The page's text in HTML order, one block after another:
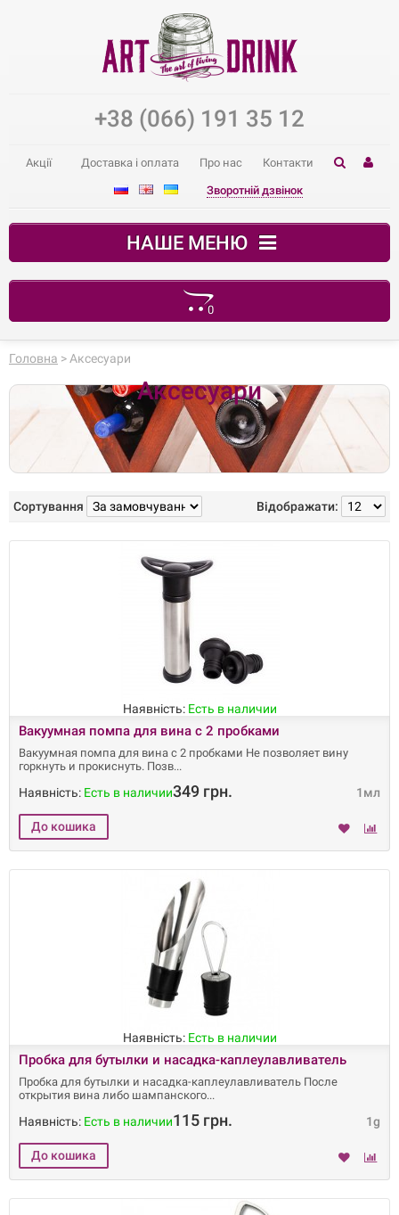
+38 (066) 191 35 12
Акції Доставка і оплата Про нас Контакти
Зворотній дзвінок
НАШЕ МЕНЮ
0
Ваш кошик порожній
Головна > Аксесуари
Аксесуари
Відображати:
Сортування
Наявність: Есть в наличии
Вакуумная помпа для вина с 2 пробками
Вакуумная помпа для вина с 2 пробками Не позволяет вину
горкнуть и прокиснуть. Позв
1мл
Наявність: Есть в наличии349 грн.
Наявність: Есть в наличии
Пробка для бутылки и насадка-каплеулавливатель
Пробка для бутылки и насадка-каплеулавливатель После
открытия вина либо шампанского
1g
Наявність: Есть в наличии115 грн.